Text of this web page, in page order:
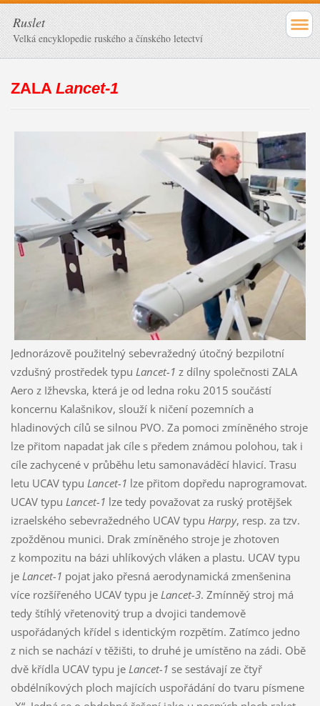
Ruslet
Velká encyklopedie ruského a čínského letectví
ZALA Lancet-1
Jednorázově použitelný sebevražedný útočný bezpilotní
vzdušný prostředek typu Lancet-1 z dílny společnosti ZALA
Aero z Ižhevska, která je od ledna roku 2015 součástí
koncernu Kalašnikov, slouží k ničení pozemních a
hladinových cílů se silnou PVO. Za pomoci zmíněného stroje
lze přitom napadat jak cíle s předem známou polohou, tak i
cíle zachycené v průběhu letu samonaváděcí hlavicí. Trasu
letu UCAV typu Lancet-1 lze přitom dopředu naprogramovat.
UCAV typu Lancet-1 lze tedy považovat za ruský protějšek
izraelského sebevražedného UCAV typu Harpy, resp. za tzv.
zpožděnou munici. Drak zmíněného stroje je zhotoven
z kompozitu na bázi uhlíkových vláken a plastu. UCAV typu
je Lancet-1 pojat jako přesná aerodynamická zmenšenina
více rozšířeného UCAV typu je Lancet-3. Zmínněý stroj má
tedy štíhlý vřetenovitý trup a dvojici tandemově
uspořádaných křídel s identickým rozpětím. Zatímco jedno
z nich se nachází v těžišti, to druhé je umístěno na zádi. Obě
dvě křídla UCAV typu je Lancet-1 se sestávají ze čtyř
obdélníkových ploch majících uspořádání do tvaru písmene